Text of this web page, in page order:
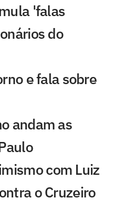
'falas
do
e fala sobre
andam as
com Luiz
o Cruzeiro